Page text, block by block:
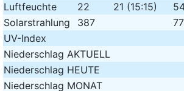
Luftfeuchte
22 21 (15:15)
Solarstrahlung
387
UV-Index
Niederschlag AKTUELL
Niederschlag HEUTE
Niederschlag MONAT